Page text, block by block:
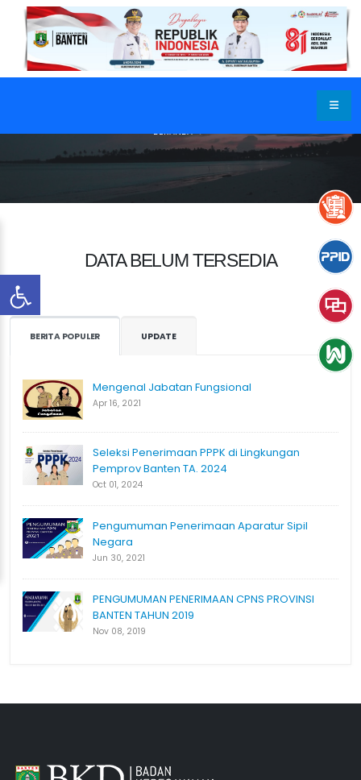
BERANDA
DATA BELUM TERSEDIA
BERITA POPULER UPDATE
Mengenal Jabatan Fungsional
Apr 16, 2021
Seleksi Penerimaan PPPK di Lingkungan
Pemprov Banten TA. 2024
Oct 01, 2024
Pengumuman Penerimaan Aparatur Sipil
Negara
Jun 30, 2021
PENGUMUMAN PENERIMAAN CPNS PROVINSI
BANTEN TAHUN 2019
Nov 08, 2019